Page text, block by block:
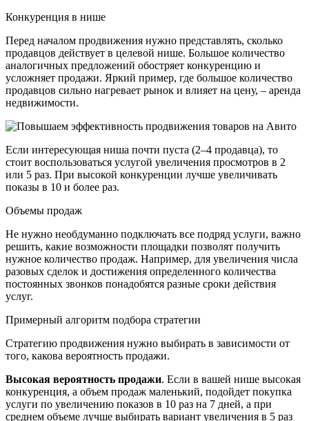
Конкуренция в нише
Перед началом продвижения нужно представлять, сколько
продавцов действует в целевой нише. Большое количество
аналогичных предложений обостряет конкуренцию и
усложняет продажи. Яркий пример, где большое количество
продавцов сильно нагревает рынок и влияет на цену, – аренда
недвижимости.
Если интересующая ниша почти пуста (2–4 продавца), то
стоит воспользоваться услугой увеличения просмотров в 2
или 5 раз. При высокой конкуренции лучше увеличивать
показы в 10 и более раз.
Объемы продаж
Не нужно необдуманно подключать все подряд услуги, важно
решить, какие возможности площадки позволят получить
нужное количество продаж. Например, для увеличения числа
разовых сделок и достижения определенного количества
постоянных звонков понадобятся разные сроки действия
услуг.
Примерный алгоритм подбора стратегии
Стратегию продвижения нужно выбирать в зависимости от
того, какова вероятность продажи.
Высокая вероятность продажи. Если в вашей нише высокая
конкуренция, а объем продаж маленький, подойдет покупка
услуги по увеличению показов в 10 раз на 7 дней, а при
среднем объеме лучше выбирать вариант увеличения в 5 раз